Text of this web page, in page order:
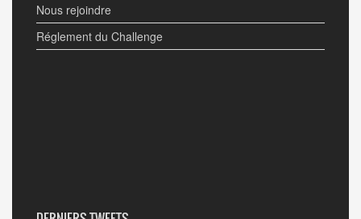
Nous rejoindre
Réglement du Challenge